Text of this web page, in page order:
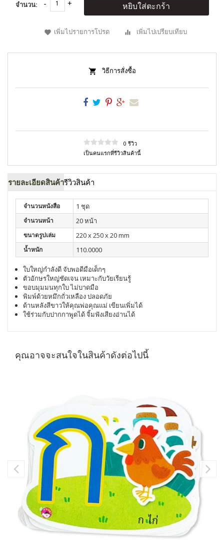
จำนวน: หยิบใส่ตะกร้า
เพิ่มไปรายการโปรด เพิ่มไปเปรียบเทียบ
วิธีการสั่งซื้อ
0 รีวิว
เป็นคนแรกที่รีวิวสินค้านี้
รายละเอียดสินค้ารีวิวสินค้า
จำนวนหนังสือ 1 ชุด
จำนวนหน้า 20 หน้า
ขนาดรูปเล่ม 220 x 250 x 20 mm
น้ำหนัก 110.0000
ใบใหญ่กำลังดี จับพอดีมือเด็กๆ
ตัวอักษรใหญ่ชัดเจน เหมาะกับวัยเรียนรู้
ขอบมุมมนทุกใบ ไม่บาดมือ
พิมพ์ด้วยหมึกถั่วเหลือง ปลอดภัย
ด้านหลังสีขาวให้คุณพ่อคุณแม่ เขียนเพิ่มได้
ใช้ร่วมกับปากกาพูดได้ จิ้มฟังเสียงอ่านได้
คุณอาจจะสนใจในสินค้าดังต่อไปนี้